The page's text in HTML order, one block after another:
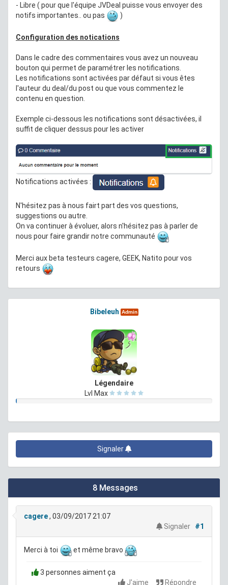
- Libre ( pour que l'équipe JVDeal puisse vous envoyer des
notifs importantes.. ou pas
)
Configuration des notications
Dans le cadre des commentaires vous avez un nouveau
bouton qui permet de paramétrer les notifications.
Les notifications sont activées par défaut si vous êtes
l'auteur du deal/du post ou que vous commentez le
contenu en question.
Exemple ci-dessous les notifications sont désactivées, il
suffit de cliquer dessus pour les activer
Notifications activées :
N'hésitez pas à nous fairt part des vos questions,
suggestions ou autre.
On va continuer à évoluer, alors n'hésitez pas à parler de
nous pour faire grandir notre communauté
Merci aux beta testeurs cagere, GEEK, Natito pour vos
retours
Bibeleuh Admin
Légendaire
Lvl Max
Signaler
8 Messages
cagere, 03/09/2017 21:07
Signaler
#1
Merci à toi et même bravo
3 personnes aiment ça
J'aime
Répondre